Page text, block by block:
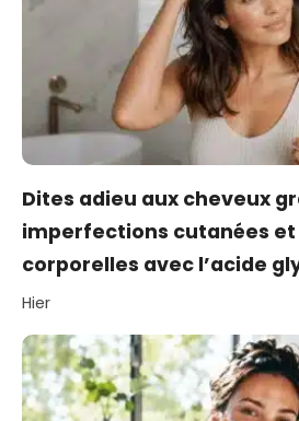
Dites adieu aux cheveux
imperfections cutanées et
corporelles avec l’acide
Hier